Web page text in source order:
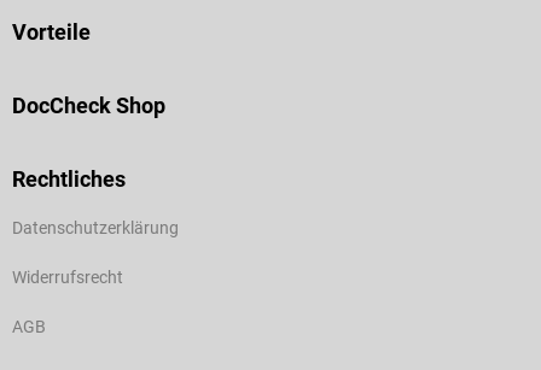
Vorteile
DocCheck Shop
Rechtliches
Datenschutzerklärung
Widerrufsrecht
AGB